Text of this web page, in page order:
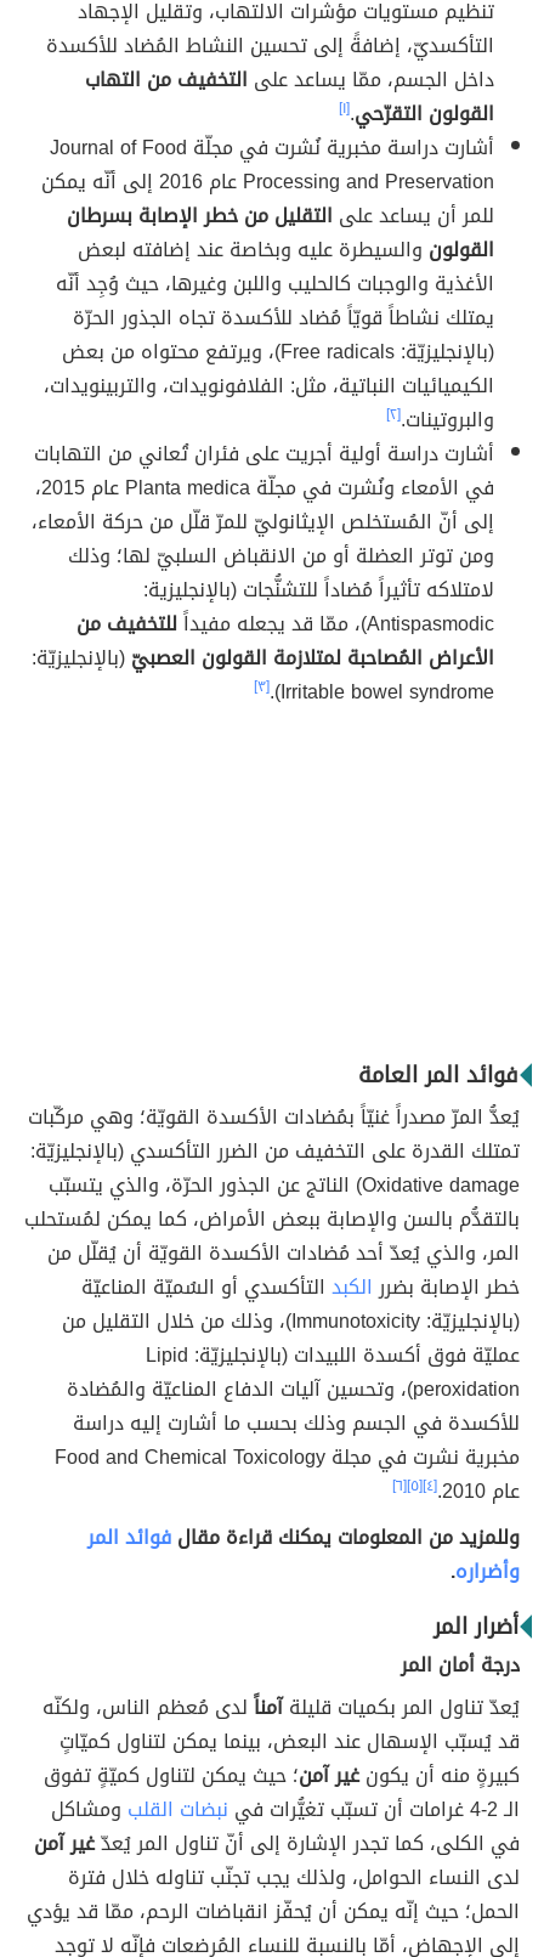
تنظيم مستويات مؤشرات الالتهاب، وتقليل الإجهاد
التأكسديّ، إضافةً إلى تحسين النشاط المُضاد للأكسدة
داخل الجسم، ممّا يساعد على التخفيف من التهاب
القولون التقرّحي.[١]
أشارت دراسة مخبرية نُشرت في مجلّة Journal of Food
Processing and Preservation عام 2016 إلى أنّه يمكن
للمر أن يساعد على التقليل من خطر الإصابة بسرطان
القولون والسيطرة عليه وبخاصة عند إضافته لبعض
الأغذية والوجبات كالحليب واللبن وغيرها، حيث وُجِد أنّه
يمتلك نشاطاً قويّاً مُضاد للأكسدة تجاه الجذور الحرّة
(بالإنجليزيّة: Free radicals)، ويرتفع محتواه من بعض
الكيميائيات النباتية، مثل: الفلافونويدات، والتربينويدات،‏
والبروتينات.[٢]
أشارت دراسة أولية أجريت على فئران تُعاني من التهابات
في الأمعاء ونُشرت في مجلّة Planta medica عام 2015،
إلى أنّ المُستخلص الإيثانوليّ للمرّ قلّل من حركة الأمعاء،
ومن توتر العضلة أو من الانقباض السلبيّ لها؛ وذلك
لامتلاكه تأثيراً مُضاداً للتشنُّجات (بالإنجليزية:
Antispasmodic)، ممّا قد يجعله مفيداً
للتخفيف من
الأعراض المُصاحبة لمتلازمة القولون العصبيّ(بالإنجليزيّة:
Irritable bowel syndrome). [٣]
فوائد المر العامة
يُعدُّ المرّ مصدراً غنيّاً بمُضادات الأكسدة القويّة؛ وهي مركّبات
تمتلك القدرة على التخفيف من الضرر التأكسدي (بالإنجليزيّة:
Oxidative damage) الناتج عن الجذور الحرّة، والذي يتسبّب
بالتقدُّم بالسن والإصابة ببعض الأمراض، كما يمكن لمُستحلب
المر، والذي يُعدّ أحد مُضادات الأكسدة القويّة أن يُقلّل من
خطر الإصابة بضررالكبد التأكسدي أو السُميّة المناعيّة
(بالإنجليزيّة: Immunotoxicity)، وذلك من خلال التقليل من
عمليّة فوق أكسدة اللبيدات (بالإنجليزيّة: Lipid
peroxidation)، وتحسين آليات الدفاع المناعيّة والمُضادة
للأكسدة في الجسم وذلك بحسب ما أشارت إليه دراسة
مخبرية نشرت في مجلة Food and Chemical Toxicology
عام 2010.
[٤] [٥] [٦]
وللمزيد من المعلومات يمكنك قراءة مقالفوائد المر
وأضراره.
أضرار المر
درجة أمان المر
يُعدّ تناول المر بكميات قليلةآمناًلدى مُعظم الناس، ولكنّه
قد يُسبّب الإسهال عند البعض، بينما يمكن لتناول كميّاتٍ
كبيرةٍ منه أن يكونغير آمن؛ حيث يمكن لتناول كميّةٍ تفوق
الـ 2-4 غرامات أن تسبّب تغيُّرات في
نبضات القلب ومشاكل
في الكلى، كما تجدر الإشارة إلى أنّ تناول المر يُعدّغير آمن
لدى النساء الحوامل، ولذلك يجب تجنّب تناوله خلال فترة
الحمل؛ حيث إنّه يمكن أن يُحفّز انقباضات الرحم، ممّا قد يؤدي
إلى الإجهاض، أمّا بالنسبة للنساء المُرضعات فإنّه لا توجد